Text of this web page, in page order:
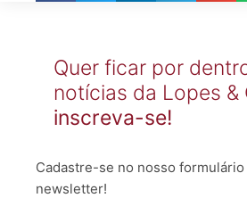
Quer ficar por
notícias da Lopes &
inscreva-se!
Cadastre-se no nosso
newsletter!